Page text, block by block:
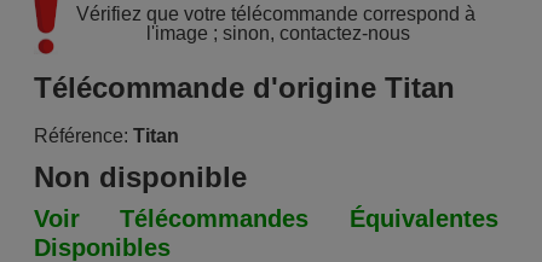
Vérifiez que votre télécommande correspond à
l'image ; sinon, contactez-nous
Télécommande d'origine Titan
Référence: Titan
Non disponible
Voir Télécommandes Équivalentes
Disponibles